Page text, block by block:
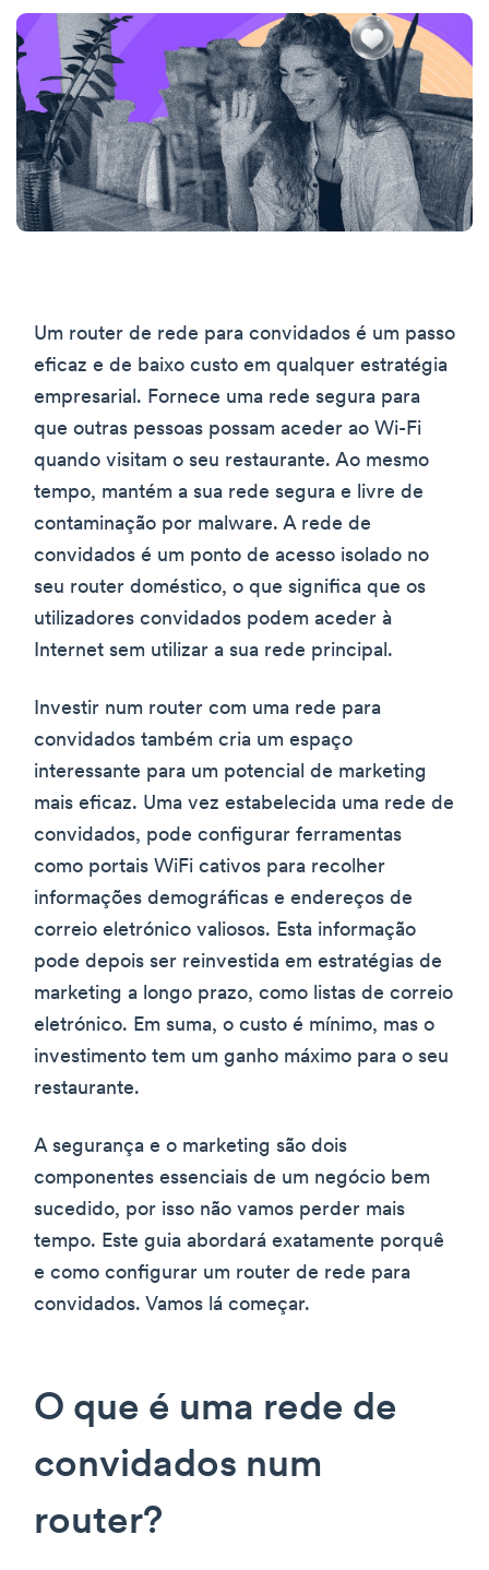
Um router de rede para convidados é um passo
eficaz e de baixo custo em qualquer estratégia
empresarial. Fornece uma rede segura para
que outras pessoas possam aceder ao Wi-Fi
quando visitam o seu restaurante. Ao mesmo
tempo, mantém a sua rede segura e livre de
contaminação por malware. A rede de
convidados é um ponto de acesso isolado no
seu router doméstico, o que significa que os
utilizadores convidados podem aceder à
Internet sem utilizar a sua rede principal.
Investir num router com uma rede para
convidados também cria um espaço
interessante para um potencial de marketing
mais eficaz. Uma vez estabelecida uma rede de
convidados, pode configurar ferramentas
como portais WiFi cativos para recolher
informações demográficas e endereços de
correio eletrónico valiosos. Esta informação
pode depois ser reinvestida em estratégias de
marketing a longo prazo, como listas de correio
eletrónico. Em suma, o custo é mínimo, mas o
investimento tem um ganho máximo para o seu
restaurante.
A segurança e o marketing são dois
componentes essenciais de um negócio bem
sucedido, por isso não vamos perder mais
tempo. Este guia abordará exatamente porquê
e como configurar um router de rede para
convidados. Vamos lá começar.
O que é uma rede de
convidados num
router?